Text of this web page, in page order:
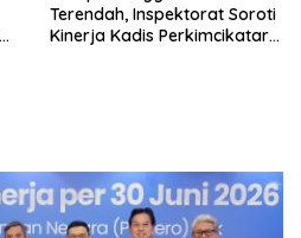
Terendah, Inspektorat Soroti
Kinerja Kadis Perkimcikataru